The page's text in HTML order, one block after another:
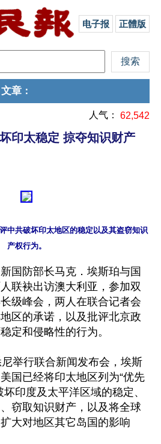
电子报 正體版
文章 ：
人气： 62,542
印太稳定 掠夺知识财产
中共破坏印太地区的稳定以及其盗窃知识
国防部长马克．埃斯珀与国
联袂出访澳大利亚，参加双
级峰会，两人在联合记者会
区的承诺，以及批评北京政
定和侵略性的行为。
举行联合新闻发布会，埃斯
国已经将印太地区列为“优先
印度及太平洋区域的稳定、
窃取知识财产，以及将全球
大对地区其它岛国的影响